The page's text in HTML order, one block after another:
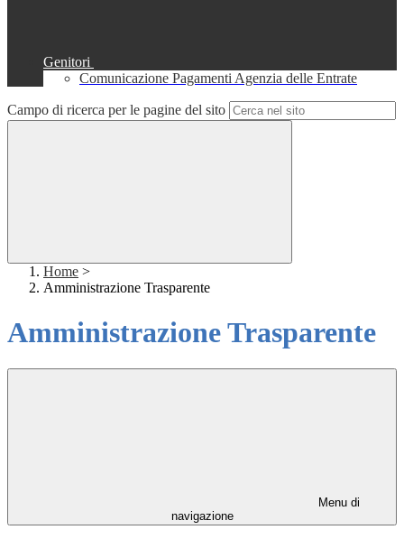
Genitori
Comunicazione Pagamenti Agenzia delle Entrate
Campo di ricerca per le pagine del sito
Home >
Amministrazione Trasparente
Amministrazione Trasparente
Menu di
navigazione